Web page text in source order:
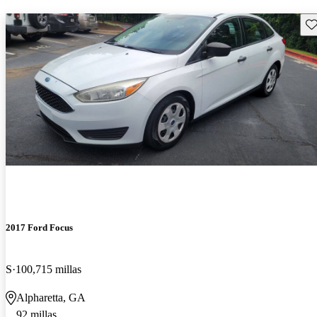
2017 Ford Focus
S 100,715 millas
Alpharetta, GA